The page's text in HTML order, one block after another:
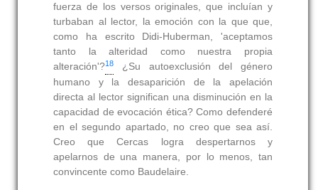
fuerza de los versos originales, que incluían y
turbaban al lector, la emoción con la que que,
como ha escrito Didi-Huberman, 'aceptamos
tanto la alteridad como nuestra propia
alteración'?18
¿Su autoexclusión del género
humano y la desaparición de la apelación
directa al lector significan una disminución en la
capacidad de evocación ética? Como defenderé
en el segundo apartado, no creo que sea así.
Creo que Cercas logra despertarnos y
apelarnos de una manera, por lo menos, tan
convincente como Baudelaire.